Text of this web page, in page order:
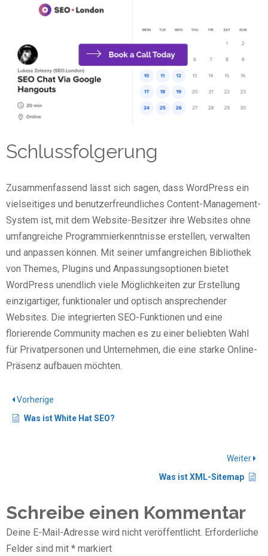
Schlussfolgerung
Zusammenfassend lässt sich sagen, dass WordPress ein
vielseitiges und benutzerfreundliches Content-Management-
System ist, mit dem Website-Besitzer ihre Websites ohne
umfangreiche Programmierkenntnisse erstellen, verwalten
und anpassen können. Mit seiner umfangreichen Bibliothek
von Themes, Plugins und Anpassungsoptionen bietet
WordPress unendlich viele Möglichkeiten zur Erstellung
einzigartiger, funktionaler und optisch ansprechender
Websites. Die integrierten SEO-Funktionen und eine
florierende Community machen es zu einer beliebten Wahl
für Privatpersonen und Unternehmen, die eine starke Online-
Präsenz aufbauen möchten.
Vorherige
Was ist White Hat SEO?
Weiter
Was ist XML-Sitemap
Schreibe einen Kommentar
Deine E-Mail-Adresse wird nicht veröffentlicht. Erforderliche
Felder sind mit * markiert